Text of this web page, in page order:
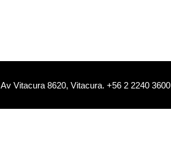
Av Vitacura 8620, Vitacura. +56 2 2240 3600